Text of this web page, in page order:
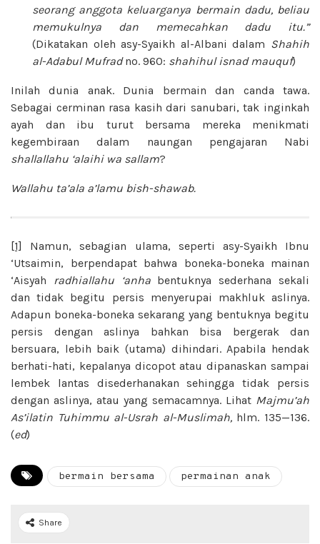
seorang anggota keluarganya bermain dadu, beliau
memukulnya dan memecahkan dadu itu.”
(Dikatakan oleh asy-Syaikh al-Albani dalam Shahih
al-Adabul Mufradno. 960: shahihul isnad mauquf)
Inilah dunia anak. Dunia bermain dan canda tawa.
Sebagai cerminan rasa kasih dari sanubari, tak inginkah
ayah dan ibu turut bersama mereka menikmati
kegembiraan dalam naungan pengajaran Nabi
shallallahu ‘alaihi wa sallam?
Wallahu ta’ala a’lamu bish-shawab.
[1]
Namun, sebagian ulama, seperti asy-Syaikh Ibnu
‘Utsaimin, berpendapat bahwa boneka-boneka mainan
‘Aisyah
radhiallahu ‘anhabentuknya sederhana sekali
dan tidak begitu persis menyerupai makhluk aslinya.
Adapun boneka-boneka sekarang yang bentuknya begitu
persis dengan aslinya bahkan bisa bergerak dan
bersuara, lebih baik (utama) dihindari. Apabila hendak
berhati-hati, kepalanya dicopot atau dipanaskan sampai
lembek lantas disederhanakan sehingga tidak persis
dengan aslinya, atau yang semacamnya. Lihat Majmu’ah
As’ilatin Tuhimmu al-Usrah al-Muslimah, hlm. 135—136.
(ed)
bermain bersama permainan anak
Share